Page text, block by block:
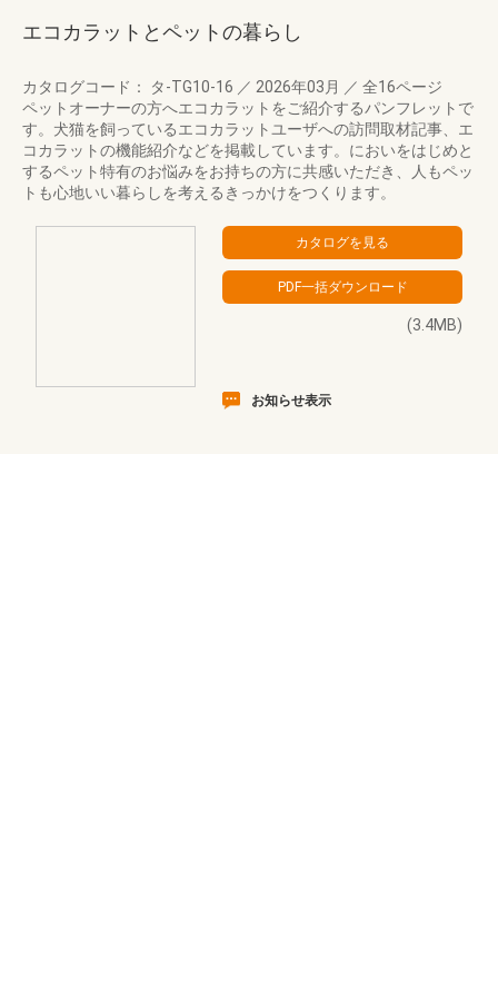
エコカラットとペットの暮らし
カタログコード： タ-TG10-16 ／ 2026年03月 ／ 全16ページ
ペットオーナーの方へエコカラットをご紹介するパンフレットで
す。犬猫を飼っているエコカラットユーザへの訪問取材記事、エ
コカラットの機能紹介などを掲載しています。においをはじめと
するペット特有のお悩みをお持ちの方に共感いただき、人もペッ
トも心地いい暮らしを考えるきっかけをつくります。
(3.4MB)
お知らせ表示